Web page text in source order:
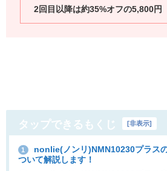
2回目以降は約35%オフの5,800円
タップできるもくじ [非表示]
1
nonlie(ノンリ)NMN10230プラス
ついて解説します！